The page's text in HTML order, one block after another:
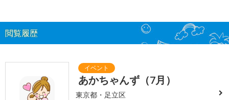
閲覧履歴
あかちゃんず（7月）
東京都・足立区